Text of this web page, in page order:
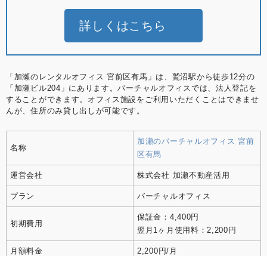
詳しくはこちら
「加瀬のレンタルオフィス 宮前区有馬」は、鷲沼駅から徒歩12分の
「加瀬ビル204」にあります。バーチャルオフィスでは、法人登記を
することができます。オフィス施設をご利用いただくことはできませ
んが、住所のみ貸し出しが可能です。
名称
加瀬のバーチャルオフィス 宮前
区有馬
運営会社 株式会社 加瀬不動産活用
プラン バーチャルオフィス
初期費用
保証金：4,400円
翌月1ヶ月使用料：2,200円
月額料金 2,200円/月